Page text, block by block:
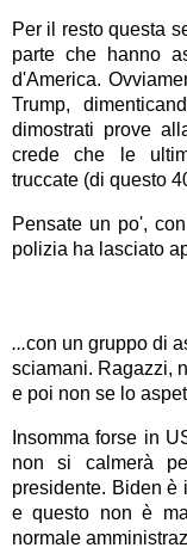
Per il resto questa
parte che hanno
d'America.
Trump,
dimostrati prove
crede che le
truccate (di questo
Pensate un po',
polizia ha lasciato
...con un gruppo di
sciamani. Ragazzi,
e poi non se lo
Insomma forse in
non si calmerà
presidente. Biden è
e questo non è
normale